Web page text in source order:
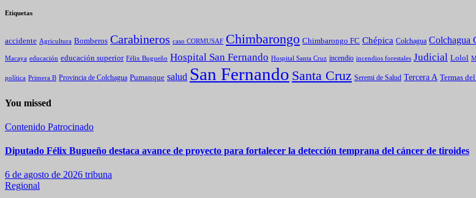
Etiquetas
accidente Agricultura Bomberos Carabineros caso CORMUSAF Chimbarongo Chimbarongo FC Chépica Colchagua Colchagua
Macaya educación educación superior Félix Bugueño Hospital San Fernando Hospital Santa Cruz incendio incendios forestales Judicial Lolol
política Primera B Provincia de Colchagua Pumanque salud San Fernando Santa Cruz Seremi de Salud Tercera A Termas
You missed
Contenido Patrocinado
Diputado Félix Bugueño destaca avance de proyecto para fortalecer la detección temprana del cáncer de tiroides
6 de agosto de 2026 tribuna
Regional